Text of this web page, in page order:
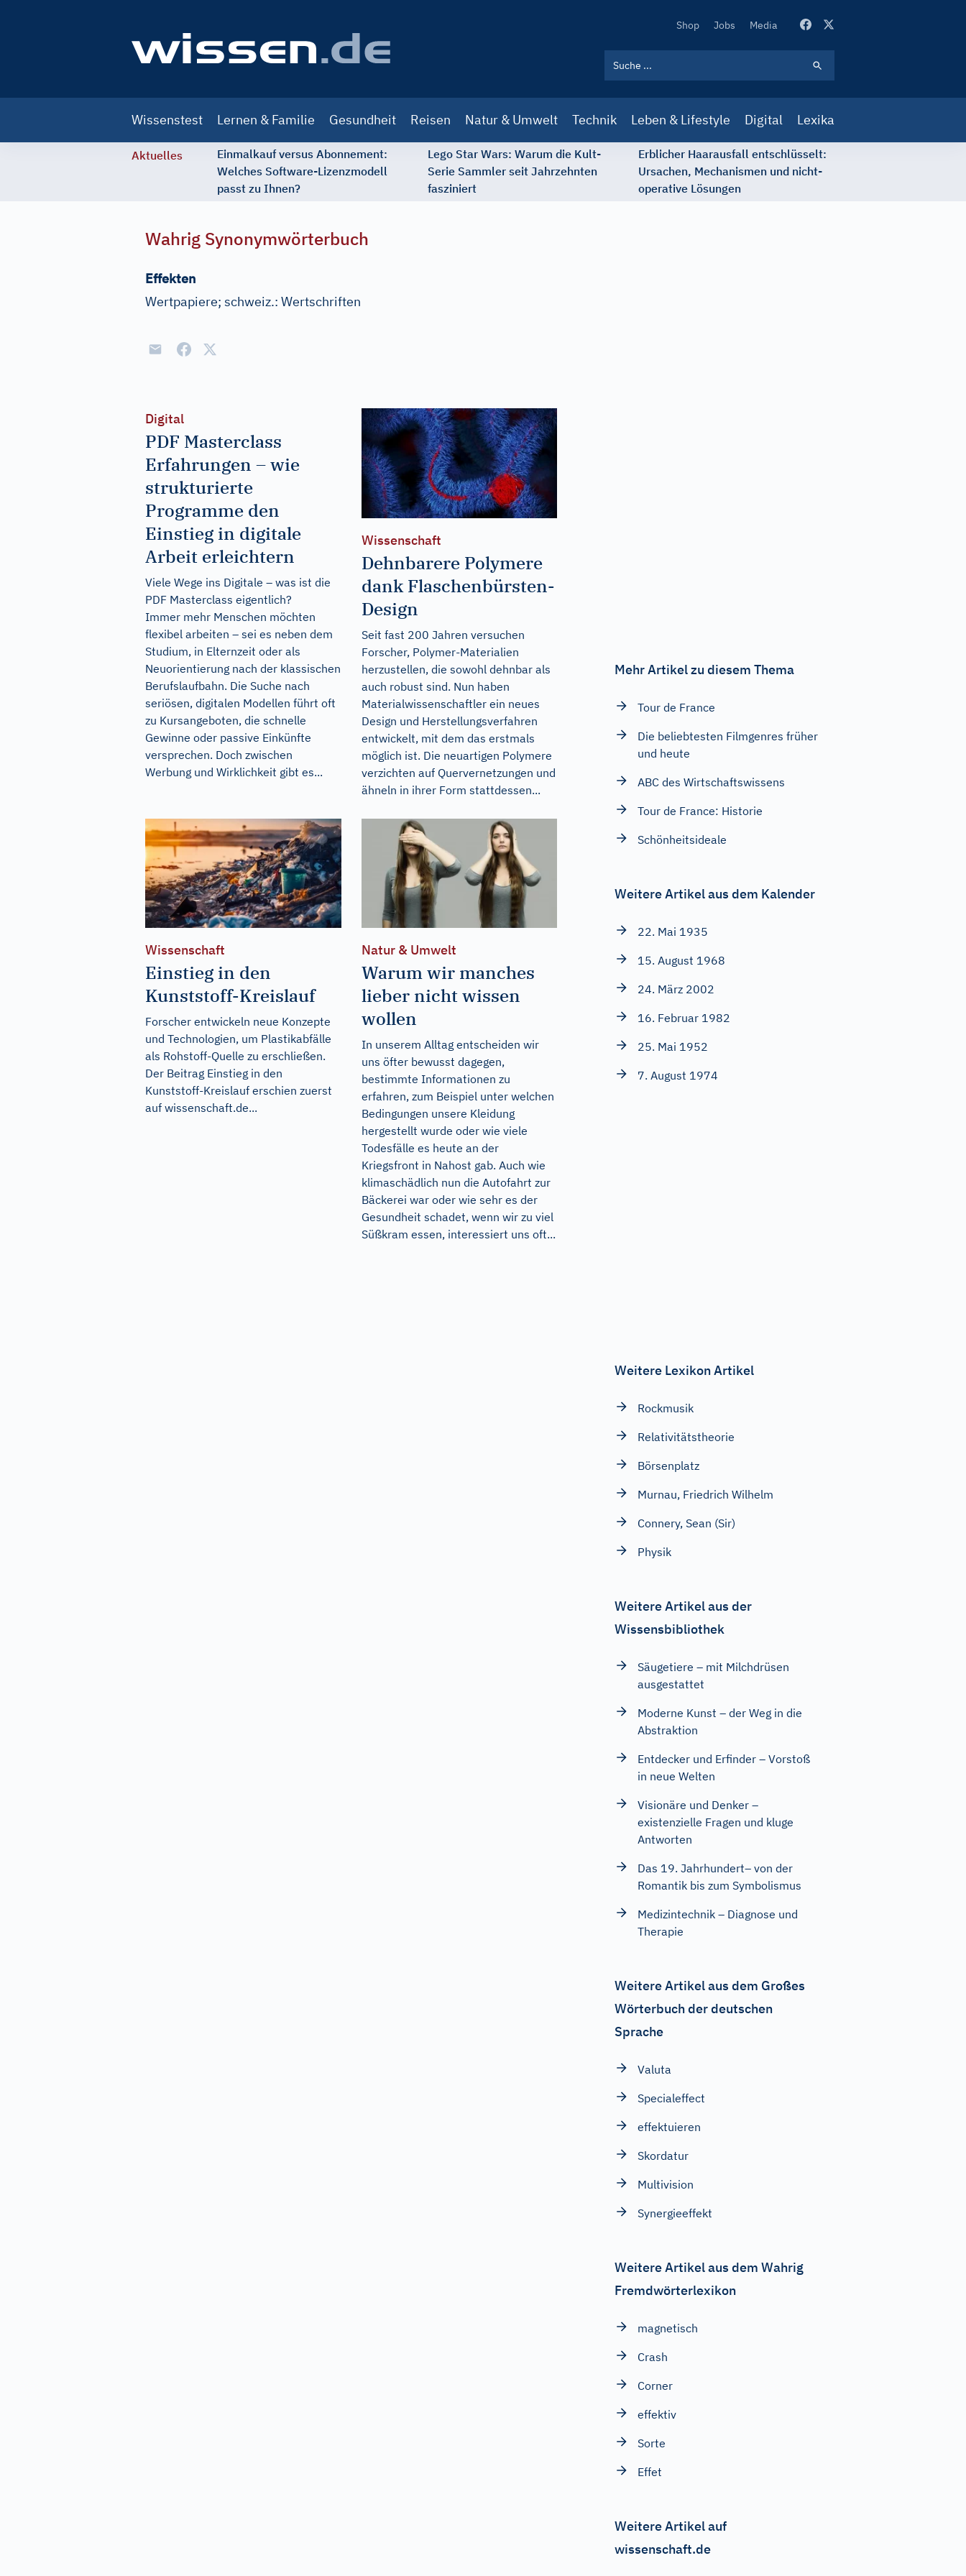
Secondary
Shop Jobs Media
navigation
Wissenstest Lernen & Familie Gesundheit Reisen Natur & Umwelt Technik Leben & Lifestyle Digital Lexika
Aktuelles
Einmalkauf versus Abonnement:
Welches Software-Lizenzmodell
passt zu Ihnen?
Lego Star Wars: Warum die Kult-
Serie Sammler seit Jahrzehnten
fasziniert
Erblicher Haarausfall entschlüsselt:
Ursachen, Mechanismen und nicht-
operative Lösungen
Wahrig Synonymwörterbuch
Effekten
Wertpapiere; schweiz.: Wertschriften
Digital
PDF Masterclass
Erfahrungen – wie
strukturierte
Programme den
Einstieg in digitale
Arbeit erleichtern
Viele Wege ins Digitale – was ist die
PDF Masterclass eigentlich?
Immer mehr Menschen möchten
flexibel arbeiten – sei es neben dem
Studium, in Elternzeit oder als
Neuorientierung nach der klassischen
Berufslaufbahn. Die Suche nach
seriösen, digitalen Modellen führt oft
zu Kursangeboten, die schnelle
Gewinne oder passive Einkünfte
versprechen. Doch zwischen
Werbung und Wirklichkeit gibt es...
Wissenschaft
Dehnbarere Polymere
dank Flaschenbürsten-
Design
Seit fast 200 Jahren versuchen
Forscher, Polymer-Materialien
herzustellen, die sowohl dehnbar als
auch robust sind. Nun haben
Materialwissenschaftler ein neues
Design und Herstellungsverfahren
entwickelt, mit dem das erstmals
möglich ist. Die neuartigen Polymere
verzichten auf Quervernetzungen und
ähneln in ihrer Form stattdessen...
Wissenschaft
Einstieg in den
Kunststoff-Kreislauf
Forscher entwickeln neue Konzepte
und Technologien, um Plastikabfälle
als Rohstoff-Quelle zu erschließen.
Der Beitrag Einstieg in den
Kunststoff-Kreislauf erschien zuerst
auf wissenschaft.de...
Natur & Umwelt
Warum wir manches
lieber nicht wissen
wollen
In unserem Alltag entscheiden wir
uns öfter bewusst dagegen,
bestimmte Informationen zu
erfahren, zum Beispiel unter welchen
Bedingungen unsere Kleidung
hergestellt wurde oder wie viele
Todesfälle es heute an der
Kriegsfront in Nahost gab. Auch wie
klimaschädlich nun die Autofahrt zur
Bäckerei war oder wie sehr es der
Gesundheit schadet, wenn wir zu viel
Süßkram essen, interessiert uns oft...
Mehr Artikel zu diesem Thema
Tour de France
Die beliebtesten Filmgenres früher
und heute
ABC des Wirtschaftswissens
Tour de France: Historie
Schönheitsideale
Weitere Artikel aus dem Kalender
22. Mai 1935
15. August 1968
24. März 2002
16. Februar 1982
25. Mai 1952
7. August 1974
Weitere Lexikon Artikel
Rockmusik
Relativitätstheorie
Börsenplatz
Murnau, Friedrich Wilhelm
Connery, Sean (Sir)
Physik
Weitere Artikel aus der
Wissensbibliothek
Säugetiere – mit Milchdrüsen
ausgestattet
Moderne Kunst – der Weg in die
Abstraktion
Entdecker und Erfinder – Vorstoß
in neue Welten
Visionäre und Denker –
existenzielle Fragen und kluge
Antworten
Das 19. Jahrhundert– von der
Romantik bis zum Symbolismus
Medizintechnik – Diagnose und
Therapie
Weitere Artikel aus dem Großes
Wörterbuch der deutschen
Sprache
Valuta
Specialeffect
effektuieren
Skordatur
Multivision
Synergieeffekt
Weitere Artikel aus dem Wahrig
Fremdwörterlexikon
magnetisch
Crash
Corner
effektiv
Sorte
Effet
Weitere Artikel auf
wissenschaft.de